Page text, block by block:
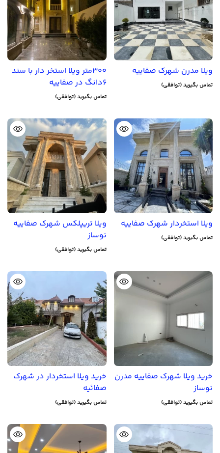
ویلا مدرن شهرک صفاییه
تماس بگیرید (توافقی)
300متر ویلا استخر دار با سند
6دانگ در صفاییه
تماس بگیرید (توافقی)
ویلا استخردار شهرک صفاییه
تماس بگیرید (توافقی)
ویلا تریپلکس شهرک صفاییه
نوساز
تماس بگیرید (توافقی)
خرید ویلا شهرک صفاییه مدرن
نوساز
تماس بگیرید (توافقی)
خرید ویلا استخردار در شهرک
صفائیه
تماس بگیرید (توافقی)